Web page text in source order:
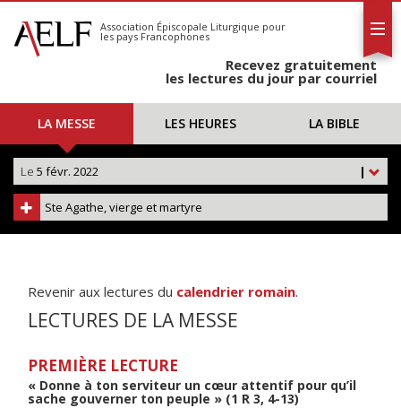
S'abonner
Calendrier
Association Épiscopale Liturgique pour
les pays Francophones
Recevez gratuitement
les lectures du jour par courriel
LA MESSE LES HEURES LA BIBLE
|
Le 5 févr. 2022
Ste Agathe, vierge et martyre
Revenir aux lectures du calendrier romain.
LECTURES DE LA MESSE
PREMIÈRE LECTURE
« Donne à ton serviteur un cœur attentif pour qu’il
sache gouverner ton peuple » (1 R 3, 4-13)